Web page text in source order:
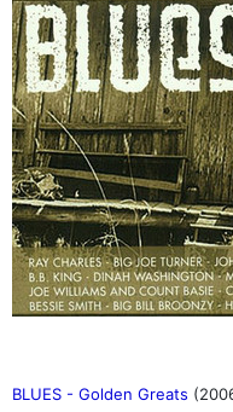
BLUES - Golden Greats